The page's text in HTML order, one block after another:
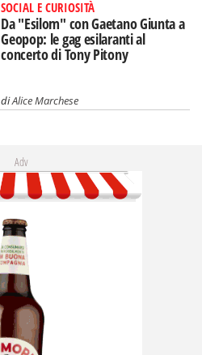
SOCIAL E CURIOSITÀ
Da "Esilom" con Gaetano Giunta a
Geopop: le gag esilaranti al
concerto di Tony Pitony
diAlice Marchese
Adv